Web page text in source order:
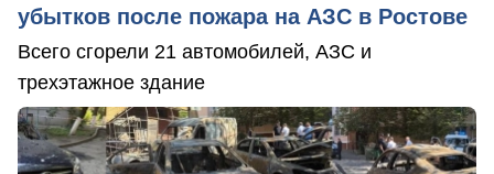
убытков после пожара на АЗС в Ростове
Всего сгорели 21 автомобилей, АЗС и
трехэтажное здание